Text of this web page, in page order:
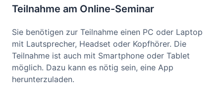
Teilnahme am Online-Seminar
Sie benötigen zur Teilnahme einen PC oder Laptop
mit Lautsprecher, Headset oder Kopfhörer. Die
Teilnahme ist auch mit Smartphone oder Tablet
möglich. Dazu kann es nötig sein, eine App
herunterzuladen.